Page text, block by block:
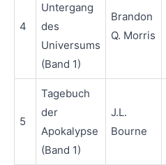
4
Untergang
des
Universums
(Band 1)
Brandon
Q. Morris
5
Tagebuch
der
Apokalypse
(Band 1)
J.L.
Bourne